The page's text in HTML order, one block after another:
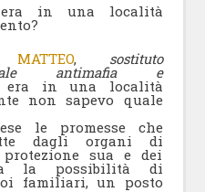
in una località
, sostituto
antimafia e
in una località
non sapevo quale
le promesse che
dagli organi di
sua e dei
la possibilità di
familiari, un posto